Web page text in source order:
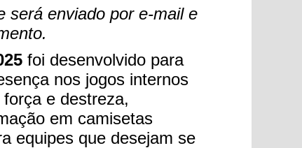
será enviado por e-mail e
foi desenvolvido para
nos jogos internos
e destreza,
em camisetas
equipes que desejam se